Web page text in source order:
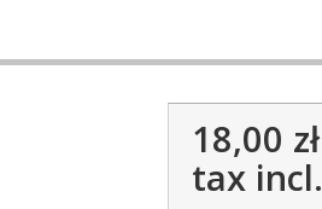
18,00 zł
tax incl.